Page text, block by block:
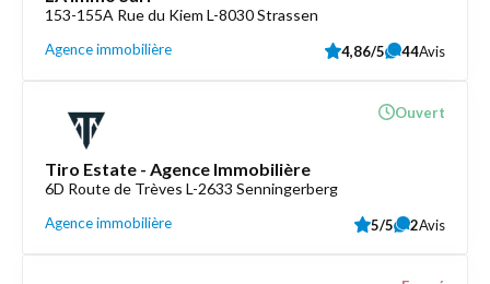
153-155A Rue du Kiem L-8030 Strassen
Agence immobilière 4,86/5 44Avis
Tiro Estate - Agence Immobilière
6D Route de Trèves L-2633 Senningerberg
Agence immobilière
Ouvert
5/5 2Avis